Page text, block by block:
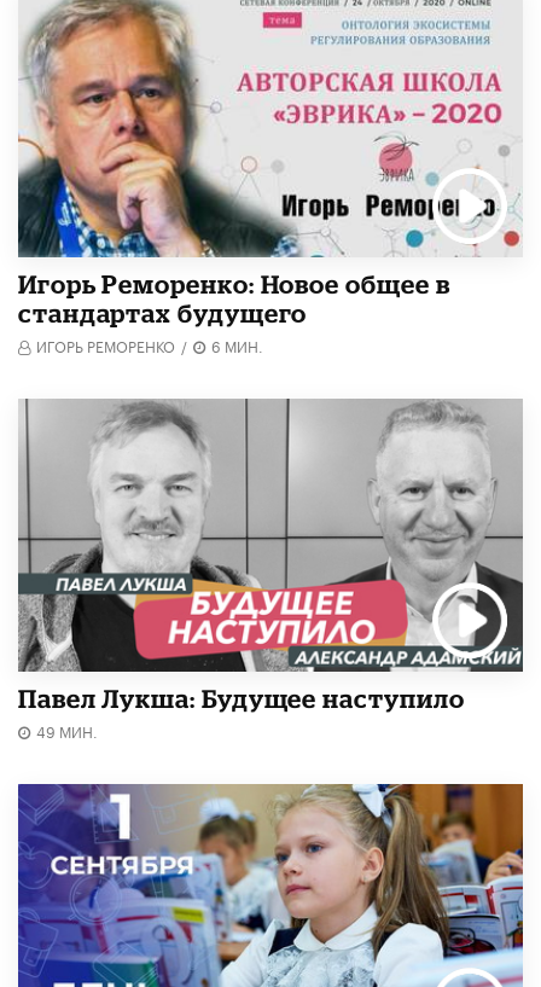
Игорь Реморенко: Новое общее в
стандартах будущего
ИГОРЬ РЕМОРЕНКО / 6 МИН.
Павел Лукша: Будущее наступило
49 МИН.